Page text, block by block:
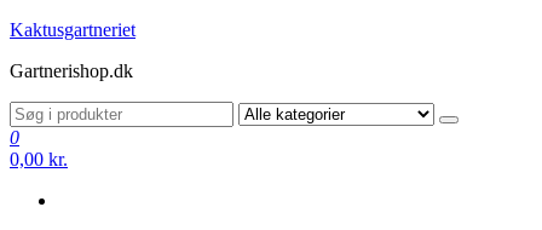
Videre
indhold
Kaktusgartneriet
Gartnerishop.dk
0
0,00 kr.